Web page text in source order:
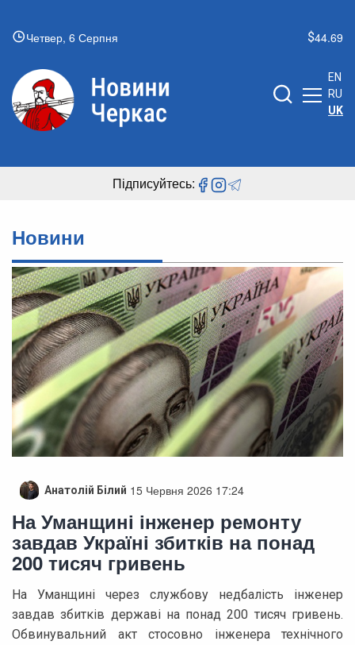
Четвер, 6 Серпня 44.69
EN
RU
UK
Підписуйтесь:
Новини
Анатолій Білий 15 Червня 2026 17:24
На Уманщині інженер ремонту
завдав Україні збитків на понад
200 тисяч гривень
На Уманщині через службову недбалість інженер
завдав збитків державі на понад 200 тисяч гривень.
Обвинувальний акт стосовно інженера технічного